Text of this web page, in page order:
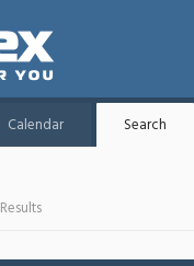
Calendar
Search
Results